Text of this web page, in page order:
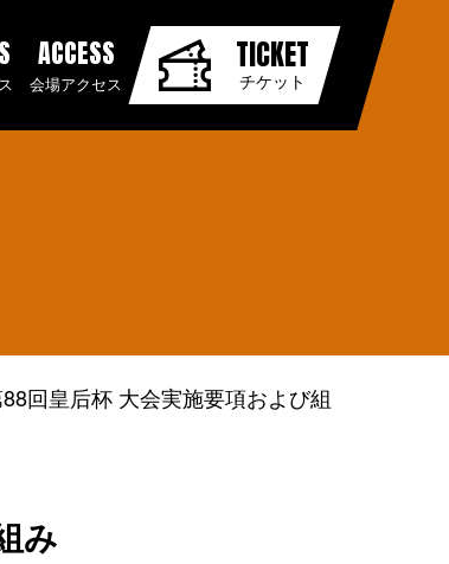
ACCESS
会場アクセス
TICKET
チケット
回皇后杯 大会実施要項および組
み